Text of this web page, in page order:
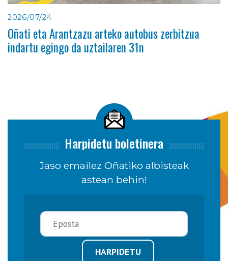
2026/07/24
Oñati eta Arantzazu arteko autobus zerbitzua
indartu egingo da uztailaren 31n
Harpidetu boletinera
Jaso emailez Oñatiko albisteak
astean behin!
HARPIDETU